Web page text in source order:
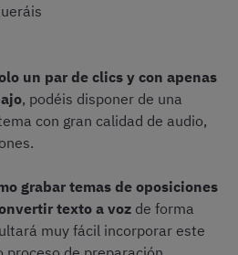
un par de clics y con apenas
, podéis disponer de una
con gran calidad de audio,
grabar temas de oposiciones
texto a voz de forma
muy fácil incorporar este